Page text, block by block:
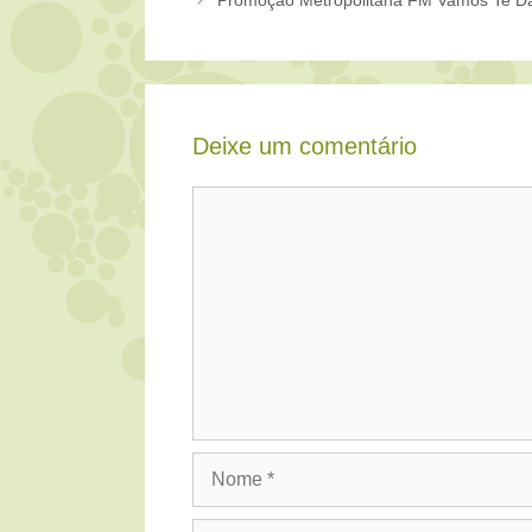
Deixe um comentário